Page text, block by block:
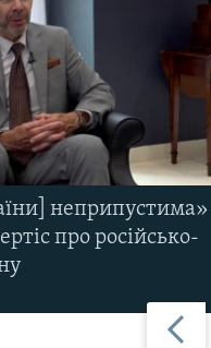
Назад
неприпустима»
про російсько-